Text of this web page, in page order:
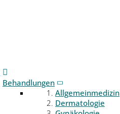
Behandlungen
Allgemeinmedizin
Dermatologie